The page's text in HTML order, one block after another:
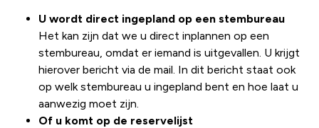
U wordt direct ingepland op een stembureau
Het kan zijn dat we u direct inplannen op een
stembureau, omdat er iemand is uitgevallen. U krijgt
hierover bericht via de mail. In dit bericht staat ook
op welk stembureau u ingepland bent en hoe laat u
aanwezig moet zijn.
Of u komt op de reservelijst